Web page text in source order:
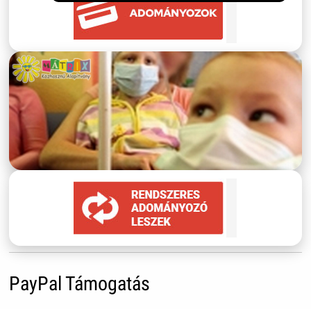
PayPal Támogatás